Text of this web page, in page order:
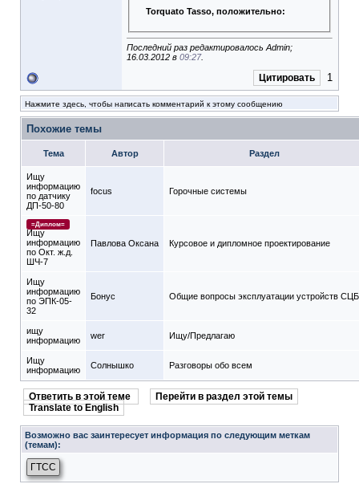
Torquato Tasso, положительно:
Последний раз редактировалось Admin;
16.03.2012 в 09:27.
Цитировать 1
Нажмите здесь, чтобы написать комментарий к этому сообщению
Похожие темы
Тема Автор Раздел
Ищу
информацию
по датчику
ДП-50-80
focus Горочные системы
=Диплом=
Ищу
информацию
по Окт. ж.д.
ШЧ-7
Павлова Оксана Курсовое и дипломное проектирование
Ищу
информацию
по ЭПК-05-
32
Бонус Общие вопросы эксплуатации устройств СЦБ
ищу
информацию
wer Ищу/Предлагаю
Ищу
информацию
Солнышко Разговоры обо всем
Ответить в этой теме
Перейти в раздел этой темы
Translate to English
Возможно вас заинтересует информация по следующим меткам
(темам):
ГТСС